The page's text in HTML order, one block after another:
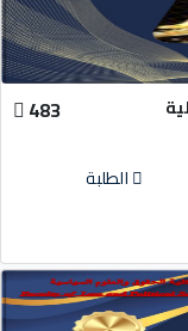
483
الطلبة